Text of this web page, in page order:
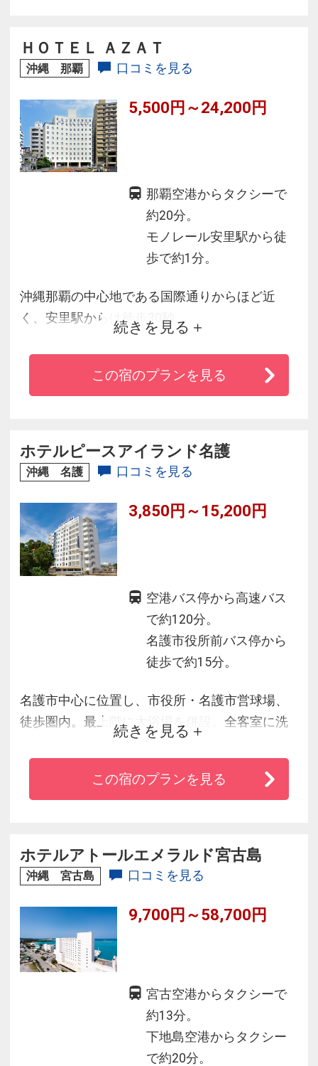
ＨＯＴＥＬ ＡＺＡＴ
沖縄 那覇 口コミを見る
5,500円～24,200円
那覇空港からタクシーで
約20分。
モノレール安里駅から徒
歩で約1分。
沖縄那覇の中心地である国際通りからほど近
く、安里駅からは徒歩30秒。
栄町に隣接し観光・ビジネスに好立地♪
続きを見る
この宿のプランを見る
ホテルピースアイランド名護
沖縄 名護 口コミを見る
3,850円～15,200円
空港バス停から高速バス
で約120分。
名護市役所前バス停から
徒歩で約15分。
名護市中心に位置し、市役所・名護市営球場、
徒歩圏内。最上階に大浴場を併設。全客室に洗
続きを見る
この宿のプランを見る
ホテルアトールエメラルド宮古島
沖縄 宮古島 口コミを見る
9,700円～58,700円
宮古空港からタクシーで
約13分。
下地島空港からタクシー
で約20分。